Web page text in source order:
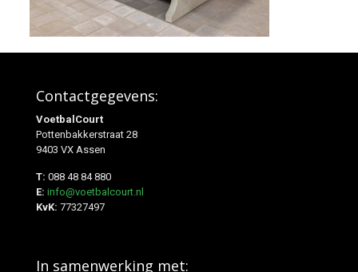
Contactgegevens:
VoetbalCourt
Pottenbakkerstraat 28
9403 VX Assen
T: 088 48 84 880
E: info@voetbalcourt.nl
KvK: 77327497
In samenwerking met: